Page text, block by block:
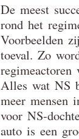
De meest
rond het
Voorbeelden
toeval. Zo
regimeactoren
Alles wat NS
meer
voor NS-
auto is een